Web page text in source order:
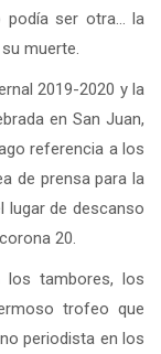
podía ser otra… la
muerte.
2019-2020 y la
en San Juan,
referencia a los
de prensa para la
lugar de descanso
20.
los tambores, los
trofeo que
periodista en los